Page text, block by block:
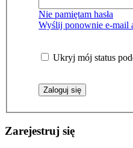
Nie pamiętam hasła
Wyślij ponownie e-mail
Ukryj mój status
Zarejestruj się